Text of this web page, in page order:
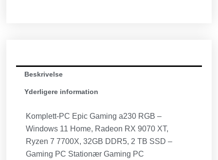
Beskrivelse
Yderligere information
Komplett-PC Epic Gaming a230 RGB –
Windows 11 Home, Radeon RX 9070 XT,
Ryzen 7 7700X, 32GB DDR5, 2 TB SSD –
Gaming PC Stationær Gaming PC